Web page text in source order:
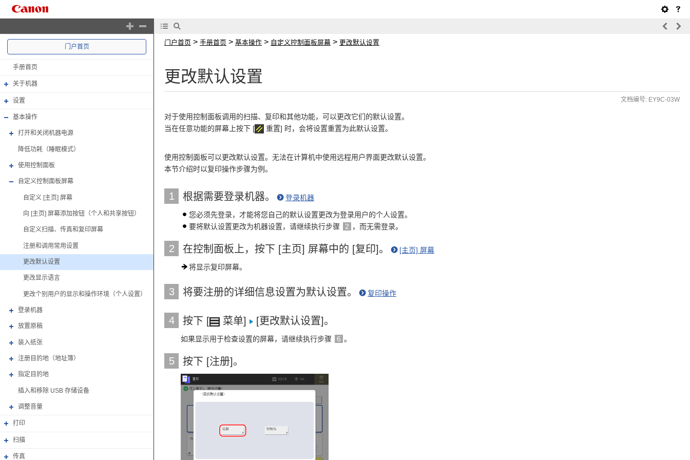
门户首页
手册首页
关于机器
设置
基本操作
打开和关闭机器电源
降低功耗（睡眠模式）
使用控制面板
自定义控制面板屏幕
自定义 [主页] 屏幕
向 [主页] 屏幕添加按钮（个人和共享按钮）
自定义扫描、传真和复印屏幕
注册和调用常用设置
更改默认设置
更改显示语言
更改个别用户的显示和操作环境（个人设置）
登录机器
放置原稿
装入纸张
注册目的地（地址簿）
指定目的地
插入和移除 USB 存储设备
调整音量
打印
扫描
传真
门户首页 > 手册首页 > 基本操作 > 自定义控制面板屏幕 > 更改默认设置
更改默认设置
文档编号: EY9C-03W
对于使用控制面板调用的扫描、复印和其他功能，可以更改它们的默认设置。
当在任意功能的屏幕上按下 [
重置] 时，会将设置重置为此默认设置。
使用控制面板可以更改默认设置。无法在计算机中使用远程用户界面更改默认设置。
本节介绍时以复印操作步骤为例。
1 根据需要登录机器。 登录机器
您必须先登录，才能将您自己的默认设置更改为登录用户的个人设置。
要将默认设置更改为机器设置，请继续执行步骤
2 ，而无需登录。
2 在控制面板上，按下 [主页] 屏幕中的 [复印]。 [主页] 屏幕
将显示复印屏幕。
3 将要注册的详细信息设置为默认设置。 复印操作
4 按下 [ 菜单] [更改默认设置]。
如果显示用于检查设置的屏幕，请继续执行步骤 6 。
5 按下 [注册]。